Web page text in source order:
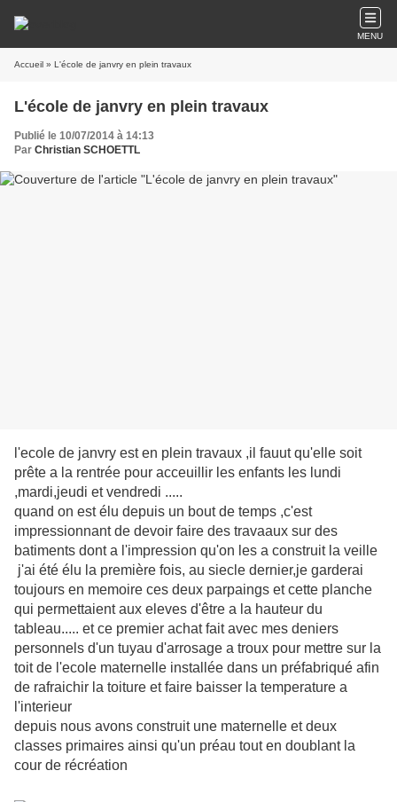
MENU
Accueil » L'école de janvry en plein travaux
L'école de janvry en plein travaux
Publié le 10/07/2014 à 14:13
Par Christian SCHOETTL
l'ecole de janvry est en plein travaux ,il fauut qu'elle soit
prête a la rentrée pour acceuillir les enfants les lundi
,mardi,jeudi et vendredi .....
quand on est élu depuis un bout de temps ,c'est
impressionnant de devoir faire des travaaux sur des
batiments dont a l'impression qu'on les a construit la veille
j'ai été élu la première fois, au siecle dernier,je garderai
toujours en memoire ces deux parpaings et cette planche
qui permettaient aux eleves d'être a la hauteur du
tableau..... et ce premier achat fait avec mes deniers
personnels d'un tuyau d'arrosage a troux pour mettre sur la
toit de l'ecole maternelle installée dans un préfabriqué afin
de rafraichir la toiture et faire baisser la temperature a
l'interieur
depuis nous avons construit une maternelle et deux
classes primaires ainsi qu'un préau tout en doublant la
cour de récréation